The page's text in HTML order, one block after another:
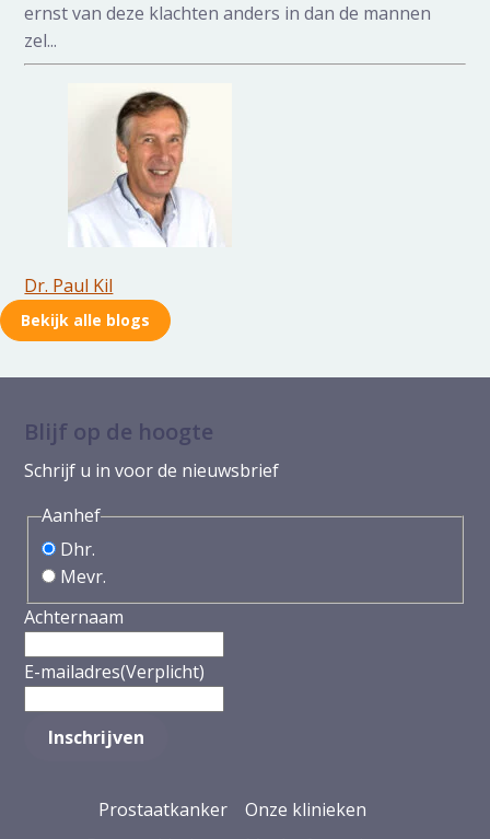
ernst van deze klachten anders in dan de mannen
zel...
Dr. Paul Kil
Bekijk alle blogs
Blijf op de hoogte
Schrijf u in voor de nieuwsbrief
Aanhef
Dhr.
Mevr.
Achternaam
E-mailadres(Verplicht)
Prostaatkanker
Onze klinieken